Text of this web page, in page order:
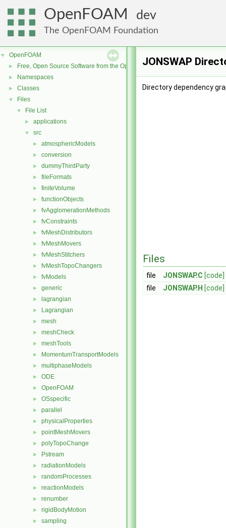
OpenFOAM dev
The OpenFOAM Foundation
▼ OpenFOAM
► Free, Open Source Software from the OpenFOAM Foundation
► Namespaces
► Classes
▼ Files
▼ File List
► applications
▼ src
► atmosphericModels
► conversion
► dummyThirdParty
► fileFormats
► finiteVolume
► functionObjects
► fvAgglomerationMethods
► fvConstraints
► fvMeshDistributors
► fvMeshMovers
► fvMeshStitchers
► fvMeshTopoChangers
► fvModels
► generic
► lagrangian
► Lagrangian
► mesh
► meshCheck
► meshTools
► MomentumTransportModels
► multiphaseModels
► ODE
► OpenFOAM
► OSspecific
► parallel
► physicalProperties
► pointMeshMovers
► polyTopoChange
► Pstream
► radiationModels
► randomProcesses
► reactionModels
► renumber
► rigidBodyMotion
► sampling
JONSWAP
Directory dependency
Files
file JONSWAP.C [code]
file
JONSWAP.H [code]